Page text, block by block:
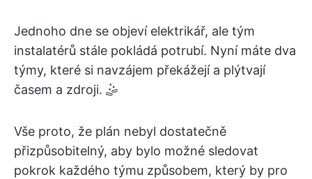
Jednoho dne se objeví elektrikář, ale tým
instalatérů stále pokládá potrubí. Nyní máte dva
týmy, které si navzájem překážejí a plýtvají
časem a zdroji. 🤹
Vše proto, že plán nebyl dostatečně
přizpůsobitelný, aby bylo možné sledovat
pokrok každého týmu způsobem, který by pro